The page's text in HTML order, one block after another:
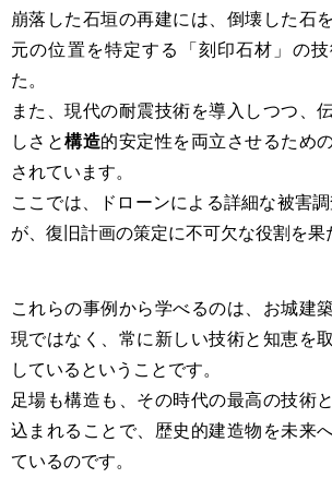
崩落した石垣の再建には、倒壊した石
元の位置を特定する「刻印石材」の
た。
また、現代の耐震技術を導入しつつ、
しさと構造的安定性を両立させるため
されています。
ここでは、ドローンによる詳細な被害
が、復旧計画の策定に不可欠な役割を果
これらの事例から学べるのは、お城建
現ではなく、常に新しい技術と知恵を
しているということです。
足場も構造も、その時代の最高の技術
込まれることで、歴史的建造物を未来
ているのです。